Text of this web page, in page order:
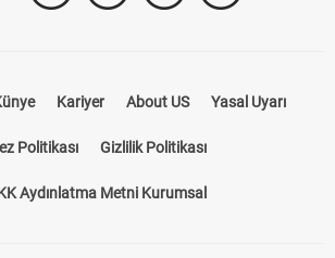
Kariyer About US Yasal Uyarı
Politikası Gizlilik Politikası
Aydınlatma Metni Kurumsal